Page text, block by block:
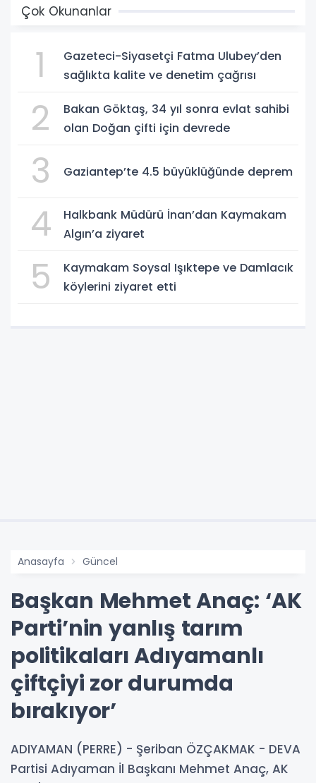
Çok Okunanlar
1
Gazeteci-Siyasetçi Fatma Ulubey’den
sağlıkta kalite ve denetim çağrısı
2
Bakan Göktaş, 34 yıl sonra evlat sahibi
olan Doğan çifti için devrede
3 Gaziantep’te 4.5 büyüklüğünde deprem
4
Halkbank Müdürü İnan’dan Kaymakam
Algın’a ziyaret
5
Kaymakam Soysal Işıktepe ve Damlacık
köylerini ziyaret etti
Anasayfa Güncel
Başkan Mehmet Anaç: ‘AK
Parti’nin yanlış tarım
politikaları Adıyamanlı
çiftçiyi zor durumda
bırakıyor’
ADIYAMAN (PERRE) - Şeriban ÖZÇAKMAK - DEVA
Partisi Adıyaman İl Başkanı Mehmet Anaç, AK